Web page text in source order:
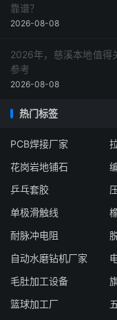
靠谱？
2026-08-08
2026年，慈溪本地值得
参考
2026-08-08
热门标签
PCB焊接厂家
花岗岩地铺石
乒乓套胶
单极滑触线
耐脉冲电阻
自动水磨钻机厂家
毛肚加工设备
篮球加工厂